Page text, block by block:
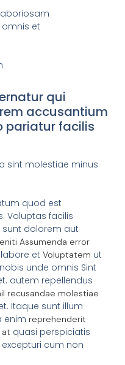
et
qui
accusantium
pariatur facilis
sint molestiae minus
quod est
Voluptas facilis
dolorem aut
Assumenda error
et Voluptatem ut
unde omnis Sint
autem repellendus
recusandae molestiae
Itaque sunt illum
enim reprehenderit
at quasi perspiciatis
excepturi cum non